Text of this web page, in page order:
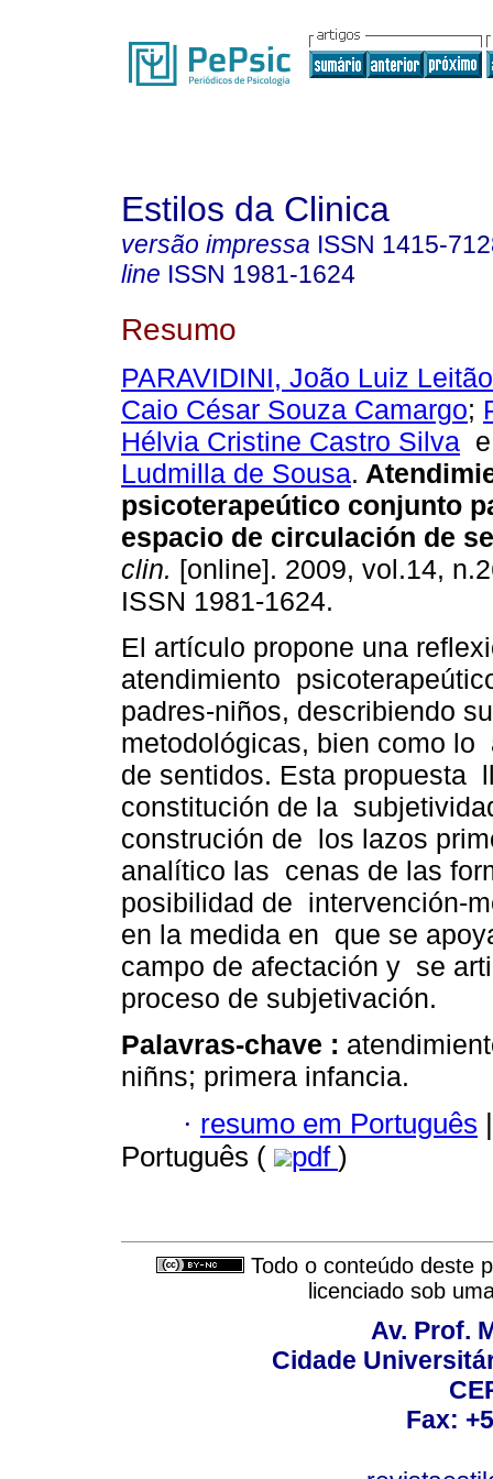
Estilos da Clinica
versão impressa ISSN 1415-
line ISSN 1981-1624
Resumo
PARAVIDINI, João Luiz Leitão
Caio César Souza Camargo;
Hélvia Cristine Castro Silva
Ludmilla de Sousa.
psicoterapeútico conjunto
espacio de circulación de
clin. [online]. 2009, vol.14,
ISSN 1981-1624.
El artículo propone una
atendimiento
padres-niños, describiendo
metodológicas, bien como
de sentidos. Esta propuesta
constitución de la
construción de los lazos
analítico las cenas de las
posibilidad de intervención-
en la medida en que se
campo de afectación y se
proceso de subjetivación.
Palavras-chave :
niñns; primera infancia.
· resumo em Português |
Português (
pdf )
Todo o conteúdo deste
licenciado sob
Av. Prof.
Cidade
Fax: